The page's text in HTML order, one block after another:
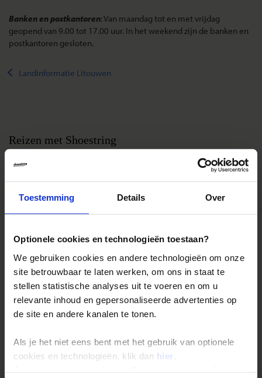
Toestemming Details Over
Optionele cookies en technologieën toestaan?
We gebruiken cookies en andere technologieën om onze
site betrouwbaar te laten werken, om ons in staat te
stellen statistische analyses uit te voeren en om u
relevante inhoud en gepersonaliseerde advertenties op
de site en andere kanalen te tonen.
Als je het niet eens bent met het gebruik van optionele
cookies en technologieën, klik dan hier
Banken en postkantoren: Van maandag tot en met vrijdag
geopend van 9.00 tot 17.00 uur. In het weekend zijn de banken en
postkantoren gesloten.
Landinformatie Litouwen
Reizen met Shoestring
De belangrijkste info op een rij
Bestemmingen
Duurzaam reizen
Reis- en annuleringsvoorwaarden
Veelgestelde vragen
Inloggen op mijn.Shoestring
Reisthema's
Groepsreizen
Festivalreizen